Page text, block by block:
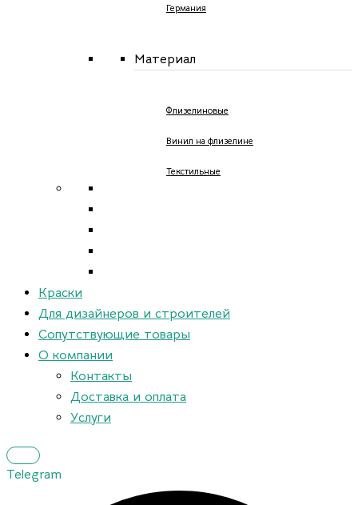
Германия
Материал
Флизелиновые
Винил на флизелине
Текстильные
Краски
Для дизайнеров и строителей
Сопутствующие товары
О компании
Контакты
Доставка и оплата
Услуги
Telegram